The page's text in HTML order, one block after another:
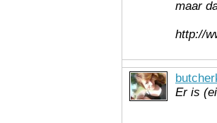
maar
http://
Er is